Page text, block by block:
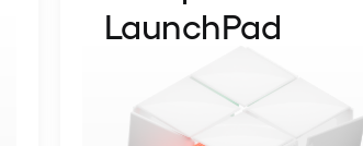
LaunchPad